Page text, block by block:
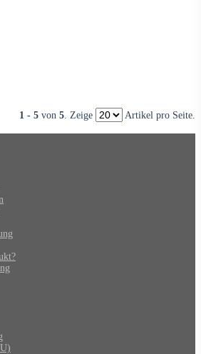
1 - 5 von 5. Zeige Artikel pro Seite.